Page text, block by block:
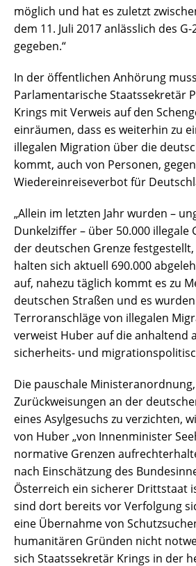
möglich und hat es zuletzt
dem 11. Juli 2017 anlässlich des G-
gegeben.“
In der öffentlichen Anhörung
Parlamentarische Staatssekretär
Krings mit Verweis auf den
einräumen, dass es weiterhin zu
illegalen Migration über die
kommt, auch von Personen,
Wiedereinreiseverbot für
„Allein im letzten Jahr wurden –
Dunkelziffer – über 50.000
der deutschen Grenze
halten sich aktuell 690.000
auf, nahezu täglich kommt es zu
deutschen Straßen und es
Terroranschläge von illegalen
verweist Huber auf die anhaltend
sicherheits- und
Die pauschale
Zurückweisungen an der
eines Asylgesuchs zu verzichten,
von Huber „von Innenminister
normative Grenzen
nach Einschätzung des
Österreich ein sicherer Drittstaat
sind dort bereits vor Verfolgung
eine Übernahme von
humanitären Gründen nicht
sich Staatssekretär Krings in der